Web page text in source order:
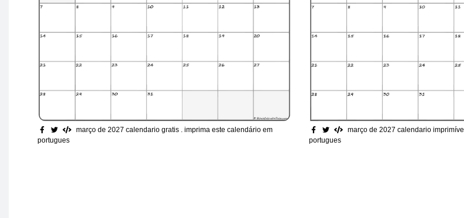
março de 2027 calendario gratis . imprima este calendário em
portugues
março de 2027 calendario imprimível
portugues